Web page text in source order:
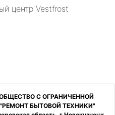
центр Vestfrost
С ОГРАНИЧЕННОЙ
БЫТОВОЙ ТЕХНИКИ"